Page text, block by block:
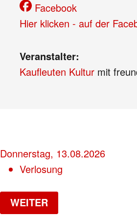
Facebook
Hier klicken - auf der
Veranstalter:
Kaufleuten Kultur mit
Donnerstag, 13.08.2026
Verlosung
WEITER